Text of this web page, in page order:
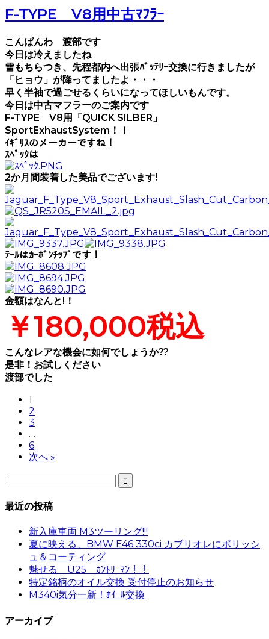
F-TYPE V8用中古ﾏﾌﾗｰ
こんばんわ 渡部です
今日は冷えましたね
雪もちらつき、先程都内へ出張ﾊﾞｯﾃﾘｰ交換に行きましたが
「ヒョウ」が降ってましたよ・・・
早く半袖で過ごせるくらいになってほしいもんです。
今日は中古マフラーのご案内です
F-TYPE V8用「QUICK SILBER」
SportExhaustSystem！！
ｲｷﾞﾘｽのメーカーですね！
ｽﾍﾟｯｸは
2か月間装着した美品でございます!
ﾃｰﾙはｶｰﾎﾞﾝﾁｯﾌﾟです！
金額はなんと!！
￥180,000税込
こんなレアな機会に如何でしょうか??
是非！お試しください
渡部でした
1
2
3
…
6
次へ »

最近の投稿
新入庫車両 M3ツーリング!!!
夏に映える、BMW E46 330ci カブリオレにポリッシ
ュ＆コーティング
魅せる U25 ｶﾝﾄﾘｰﾏﾝ！！
特定銘柄のオイル交換 受付停止のお知らせ
M340i気分一新！ﾎｲｰﾙ交換
アーカイブ